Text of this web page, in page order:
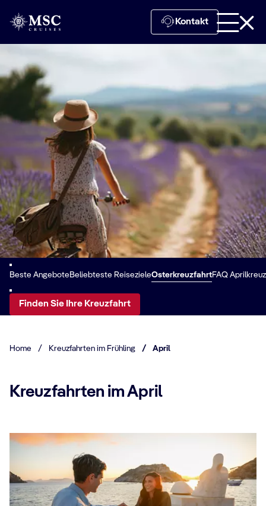
Kontakt
Beste Angebote Beliebteste ReisezieleOsterkreuzfahrtFAQ
Finden Sie Ihre Kreuzfahrt
Home / Kreuzfahrten im Frühling / April
Kreuzfahrten im April